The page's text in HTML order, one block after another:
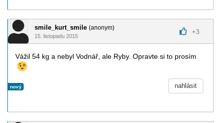
smile_kurt_smile (anonym)
15. listopadu 2015
+3
Vážil 54 kg a nebyl Vodnář, ale Ryby. Opravte si to prosím
nový nahlásit